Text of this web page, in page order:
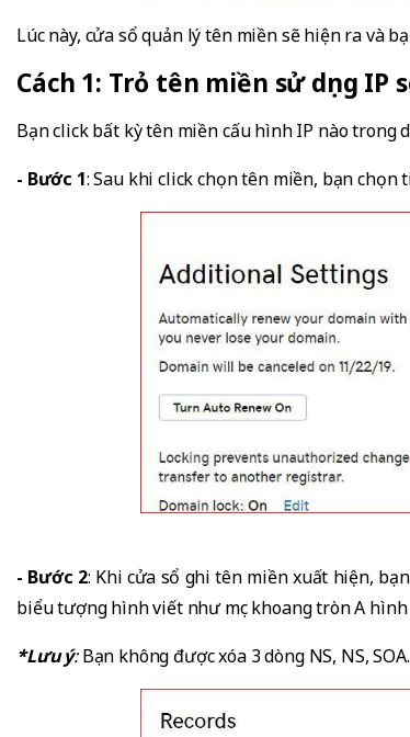
Lúc này, cửa sổ quản lý tên miền sẽ hiện ra và
Cách 1: Trỏ tên miền sử dụng IP
Bạn click bất kỳ tên miền cấu hình IP nào trong
- Bước 1: Sau khi click chọn tên miền, bạn chọn
- Bước 2: Khi cửa sổ ghi tên miền xuất hiện,
biểu tượng hình viết như mục khoang tròn A
*Lưu ý:Bạn không được xóa 3 dòng NS, NS, SOA.